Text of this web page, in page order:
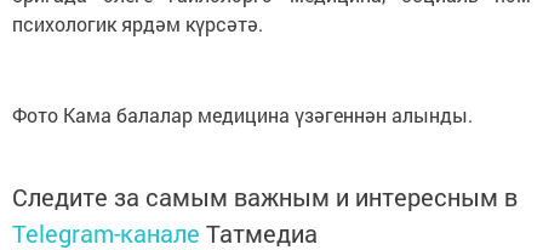
психологик ярдәм күрсәтә.
Фото Кама балалар медицина үзәгеннән алынды.
Следите за самым важным и интересным в
Telegram-канале Татмедиа